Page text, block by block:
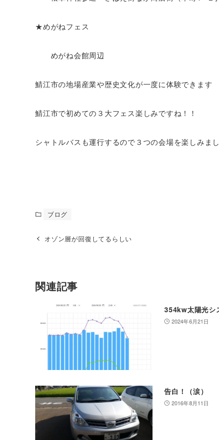
★めがねフェス
めがね会館周辺
鯖江市の地場産業や歴史文化が一度に体験できます
鯖江市で初めての３大フェス楽しみですね！！
シャトルバスも運行するので３つの会場を楽しみま
サビデンキ
ブログ
オゾン層が回復してるらしい
関連記事
354kw太陽光
2024年6月21日
告白！（涙）
2016年8月11日